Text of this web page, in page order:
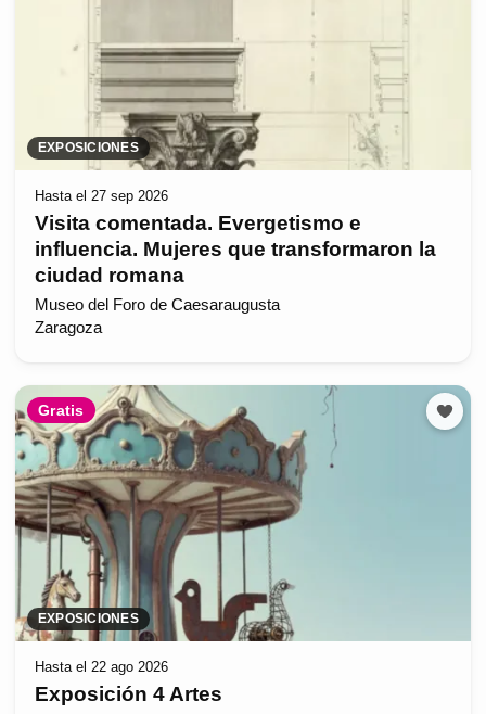
EXPOSICIONES
Hasta el 27 sep 2026
Visita comentada. Evergetismo e
influencia. Mujeres que transformaron la
ciudad romana
Museo del Foro de Caesaraugusta
Zaragoza
Gratis
EXPOSICIONES
Hasta el 22 ago 2026
Exposición 4 Artes